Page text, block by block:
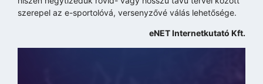
szerepel az e-sportolóvá, versenyzővé válás lehetősége.
eNET Internetkutató Kft.